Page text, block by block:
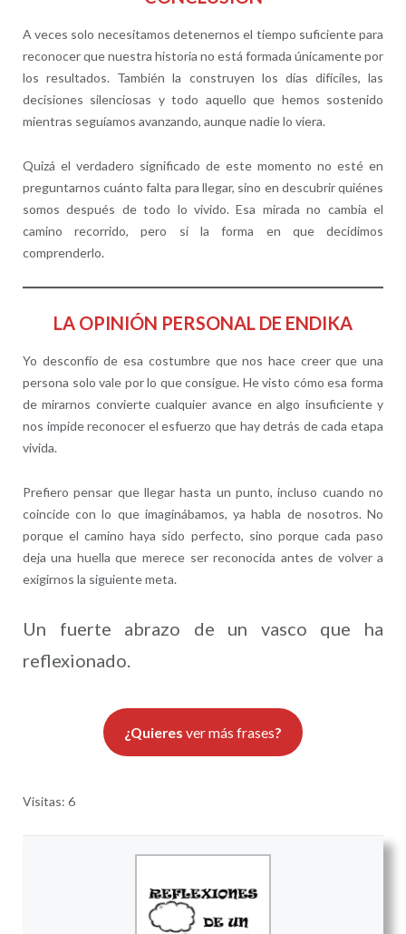
A veces solo necesitamos detenernos el tiempo suficiente para
reconocer que nuestra historia no está formada únicamente por
los resultados. También la construyen los días difíciles, las
decisiones silenciosas y todo aquello que hemos sostenido
mientras seguíamos avanzando, aunque nadie lo viera.
Quizá el verdadero significado de este momento no esté en
preguntarnos cuánto falta para llegar, sino en descubrir quiénes
somos después de todo lo vivido. Esa mirada no cambia el
camino recorrido, pero sí la forma en que decidimos
comprenderlo.
LA OPINIÓN PERSONAL DE ENDIKA
Yo desconfío de esa costumbre que nos hace creer que una
persona solo vale por lo que consigue. He visto cómo esa forma
de mirarnos convierte cualquier avance en algo insuficiente y
nos impide reconocer el esfuerzo que hay detrás de cada etapa
vivida.
Prefiero pensar que llegar hasta un punto, incluso cuando no
coincide con lo que imaginábamos, ya habla de nosotros. No
porque el camino haya sido perfecto, sino porque cada paso
deja una huella que merece ser reconocida antes de volver a
exigirnos la siguiente meta.
Un fuerte abrazo de un vasco que ha
reflexionado.
¿Quieres ver más frases?
Visitas: 6